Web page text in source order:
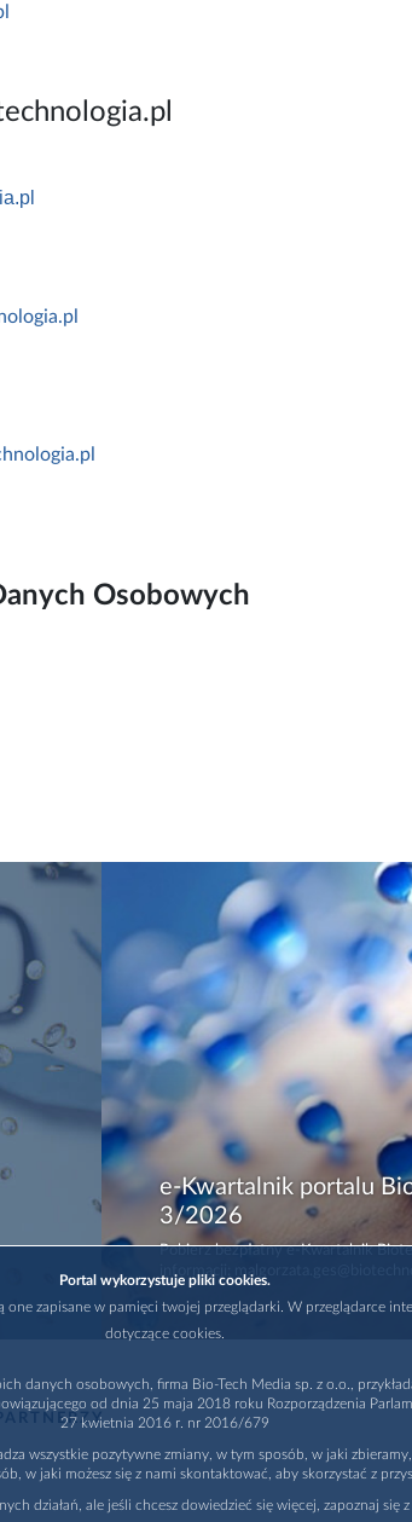
Osobowych
e-Kwartalnik portalu
3/2026
Pobierz bezpłatny e-Kwartalnik
PARTNERZY
Portal wykorzystuje pliki cookies.
one zapisane w pamięci twojej przeglądarki. W przeglądarce
dotyczące cookies.
danych osobowych, firma Bio-Tech Media sp. z o.o.,
od dnia 25 maja 2018 roku Rozporządzenia
27 kwietnia 2016 r. nr 2016/679
wszystkie pozytywne zmiany, w tym sposób, w jaki
w jaki możesz się z nami skontaktować, aby skorzystać z
działań, ale jeśli chcesz dowiedzieć się więcej, zapoznaj się